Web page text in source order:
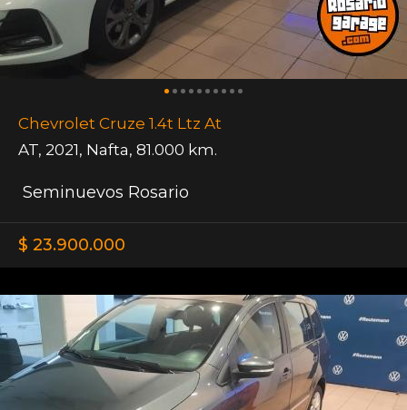
Chevrolet Cruze 1.4t Ltz At
AT, 2021, Nafta, 81.000 km.
Seminuevos Rosario
$ 23.900.000